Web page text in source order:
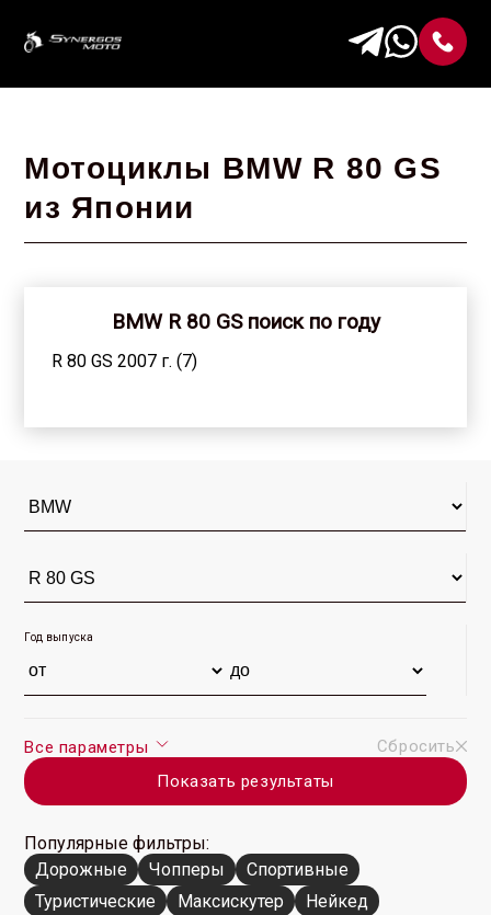
Мотоциклы BMW R 80 GS
из Японии
BMW R 80 GS поиск по году
R 80 GS 2007 г. (7)
Год выпуска
Все параметры
Сбросить
Показать результаты
Популярные фильтры:
Дорожные
Чопперы
Спортивные
Туристические
Максискутер Нейкед